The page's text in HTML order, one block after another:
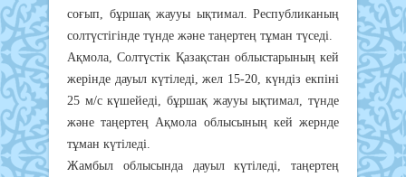
соғып, бұршақ жаууы ықтимал. Республиканың
солтүстігінде түнде және таңертең тұман түседі.
Ақмола, Солтүстік Қазақстан облыстарының кей
жерінде дауыл күтіледі, жел 15-20, күндіз екпіні
25 м/с күшейеді, бұршақ жаууы ықтимал, түнде
және таңертең Ақмола облысының кей жернде
тұман күтіледі.
Жамбыл облысында дауыл күтіледі, таңертең